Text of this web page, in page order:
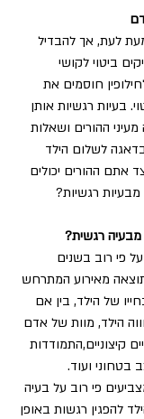
לעת, אך להבדיל
ביטוי לקושי
חוסמים את
בעיות רגשיות אותן
ההורים ושאלות
לשלום הילד
אתם ההורים יכולים
מבעיות רגשיות?
רגשית?
פי רוב בשנים
מאירוע המתרחש
של הילד, בין אם
הילד, מוות של אדם
קיצוניים,התמודדות
בטחוני ועוד.
פי רוב על בעיה
להפגין רגשות באופן